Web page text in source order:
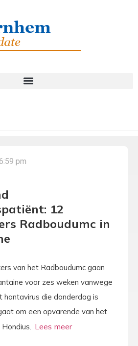
pm
12
Radboudumc in
van het Radboudumc gaan
voor zes weken vanwege
die donderdag is
om een opvarende van het